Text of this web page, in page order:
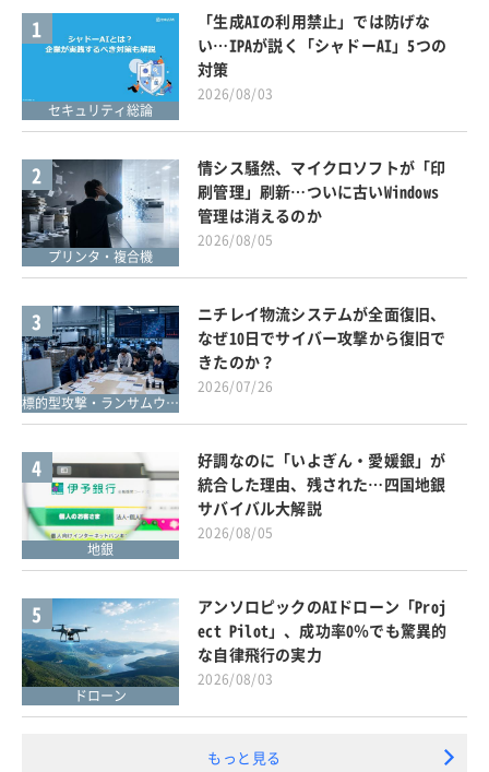
1
セキュリティ総論
「生成AIの利用禁止」では防げな
い…IPAが説く「シャドーAI」5つの
対策
2026/08/03
2
プリンタ・複合機
情シス騒然、マイクロソフトが「印
刷管理」刷新…ついに古いWindows
管理は消えるのか
2026/08/05
3
標的型攻撃・ランサムウェア対策
ニチレイ物流システムが全面復旧、
なぜ10日でサイバー攻撃から復旧で
きたのか？
2026/07/26
4
地銀
好調なのに「いよぎん・愛媛銀」が
統合した理由、残された…四国地銀
サバイバル大解説
2026/08/05
5
ドローン
アンソロピックのAIドローン「Proj
ect Pilot」、成功率0％でも驚異的
な自律飛行の実力
2026/08/03
もっと見る